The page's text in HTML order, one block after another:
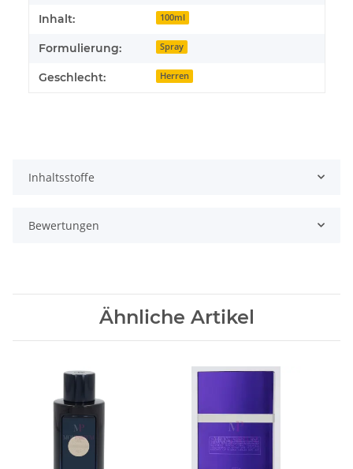
Inhalt: 100ml
Formulierung: Spray
Geschlecht: Herren
Inhaltsstoffe
Bewertungen
Ähnliche Artikel